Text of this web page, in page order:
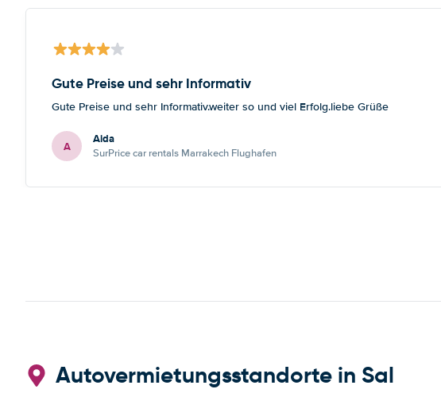
Gute Preise und sehr Informativ
Gute Preise und sehr Informativ.weiter so und viel Erfolg.liebe Grüße
A Aida
SurPrice car rentals Marrakech Flughafen
Autovermietungsstandorte in Sal